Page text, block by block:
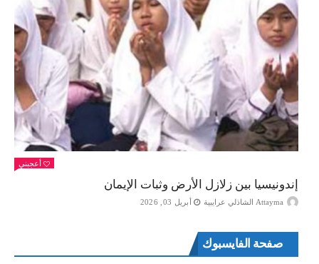
أعجبني
إندونيسيا بين زلازل الأرض وثبات الإيمان
Attayma الشاذلي عرايبية أبريل 03, 2026
صفحة الفايسبوك